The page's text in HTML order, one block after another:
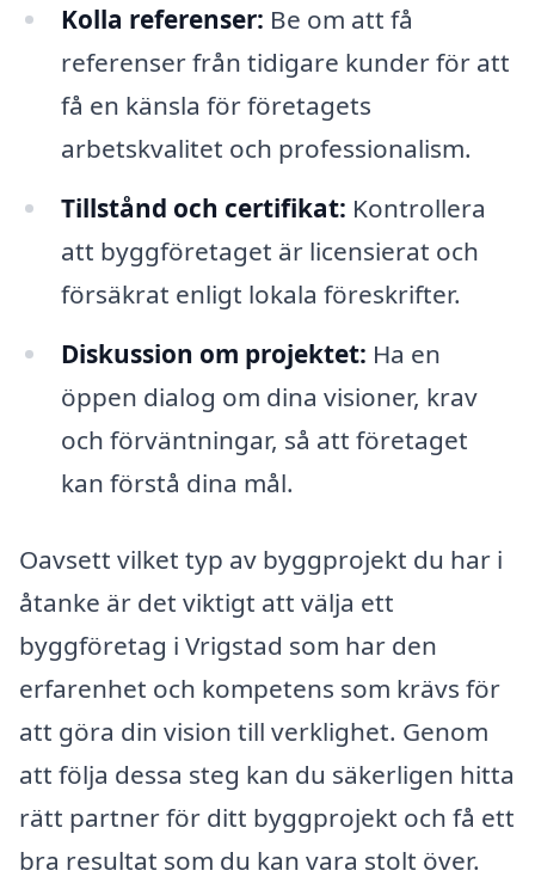
Kolla referenser: Be om att få
referenser från tidigare kunder för att
få en känsla för företagets
arbetskvalitet och professionalism.
Tillstånd och certifikat: Kontrollera
att byggföretaget är licensierat och
försäkrat enligt lokala föreskrifter.
Diskussion om projektet: Ha en
öppen dialog om dina visioner, krav
och förväntningar, så att företaget
kan förstå dina mål.
Oavsett vilket typ av byggprojekt du har i
åtanke är det viktigt att välja ett
byggföretag i Vrigstad som har den
erfarenhet och kompetens som krävs för
att göra din vision till verklighet. Genom
att följa dessa steg kan du säkerligen hitta
rätt partner för ditt byggprojekt och få ett
bra resultat som du kan vara stolt över.